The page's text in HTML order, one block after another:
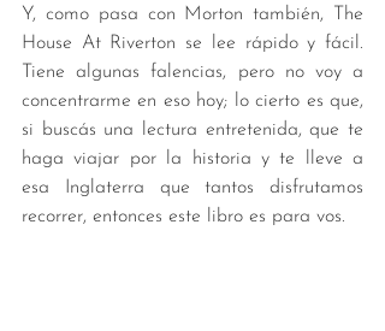
Y, como pasa con Morton también, The
House At Riverton se lee rápido y fácil.
Tiene algunas falencias, pero no voy a
concentrarme en eso hoy; lo cierto es que,
si buscás una lectura entretenida, que te
haga viajar por la historia y te lleve a
esa Inglaterra que tantos disfrutamos
recorrer, entonces este libro es para vos.